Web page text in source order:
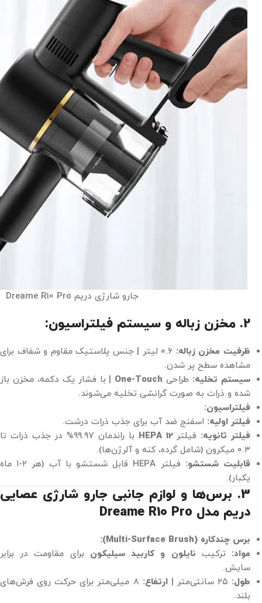
جارو شارژی دریم Dreame R10 Pro
2. مخزن زباله و سیستم فیلتراسیون:
ظرفیت مخزن زباله:
۰.۶ لیتر | جنس پلاستیک مقاوم و شفاف برای
مشاهده سطح پر شدن.
سیستم تخلیه: طراحی One-Touch | با فشار یک دکمه، مخزن باز
شده و ذرات به صورت گرانشی تخلیه می‌شوند.
فیلتراسیون:
فیلتر اولیه: اسفنج ضد آب برای جذب ذرات درشت.
فیلتر ثانویه: فیلترHEPA 12
با راندمان ۹۹.۹۷% در جذب ذرات تا
۰.۳ میکرون (شامل گرده، کنه و آلرژن‌ها).
قابلیت شستشو:
فیلتر HEPA قابل شستشو با آب (هر ۲-۱ ماه
یکبار).
3. برس‌ها و لوازم جانبی جارو شارژی عصایی
دریم مدل Dreame R10 Pro
برس چندکاره (Multi-Surface Brush):
مواد: ترکیب نایلون و کاربید سیلیکون برای مقاومت در برابر
سایش.
طول:
ارتفاع:
۸ میلی‌متر برای حرکت روی فرش‌های
بلند.